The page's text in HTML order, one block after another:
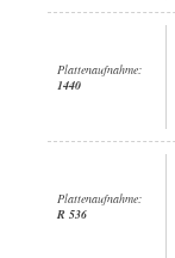
Plattenaufnahme:
1440
Plattenaufnahme:
R 536